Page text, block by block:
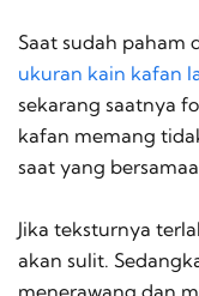
Saat sudah paham
ukuran kain kafan
sekarang saatnya
kafan memang
saat yang
Jika teksturnya
akan sulit.
menerawang dan